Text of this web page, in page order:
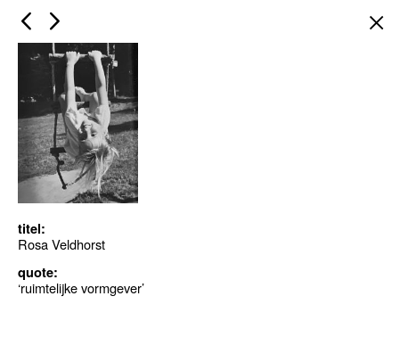
titel:
Rosa Veldhorst
quote:
‘ruimtelijke vormgever’
×